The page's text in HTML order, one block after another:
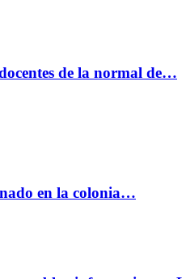
de la normal de…
en la colonia…